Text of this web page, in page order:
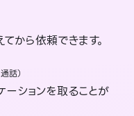
から依頼できます。
話）
ーションを取ることが